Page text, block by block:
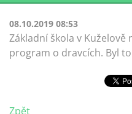
08.10.2019 08:53
Základní škola v Kuželově
program o dravcích. Byl
Zpět